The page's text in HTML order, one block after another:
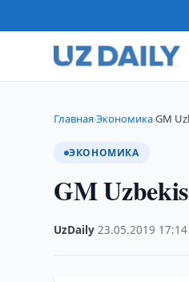
Главная›Экономика›GM
ЭКОНОМИКА
GM
UzDaily ·23.05.2019 17:14